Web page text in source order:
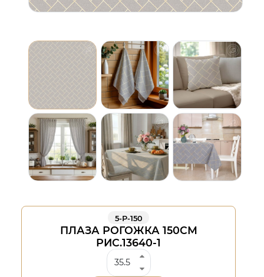
5-Р-150
ПЛАЗА РОГОЖКА 150СМ
РИС.13640-1